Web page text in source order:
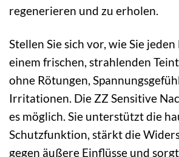
regenerieren und zu erholen.
Stellen Sie sich vor, wie Sie
einem frischen, strahlenden
ohne Rötungen,
Irritationen. Die ZZ Sensitive
es möglich. Sie unterstützt die
Schutzfunktion, stärkt die
gegen äußere Einflüsse und